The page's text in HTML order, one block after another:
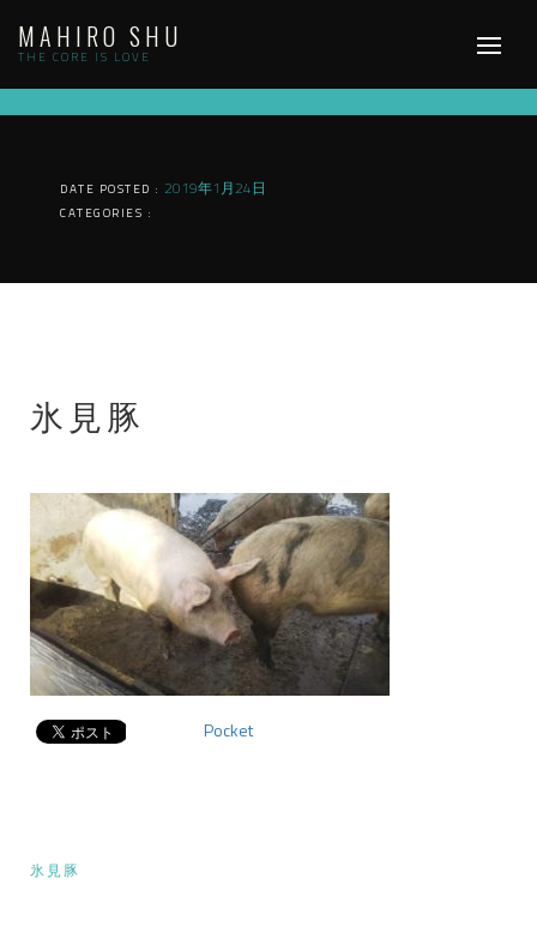
content
MAHIRO SHU
THE CORE IS LOVE
DATE POSTED : 2019年1月24日
CATEGORIES :
氷見豚
Pocket
投氷見豚